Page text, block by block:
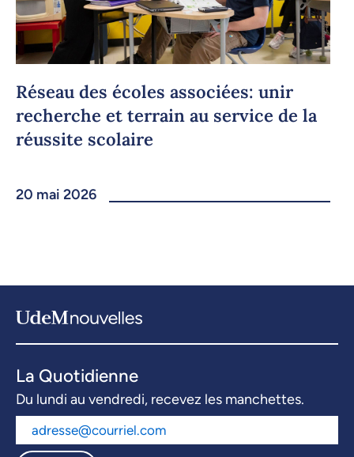
Réseau des écoles associées: unir
recherche et terrain au service de la
réussite scolaire
20 mai 2026
La Quotidienne
Du lundi au vendredi, recevez les manchettes.